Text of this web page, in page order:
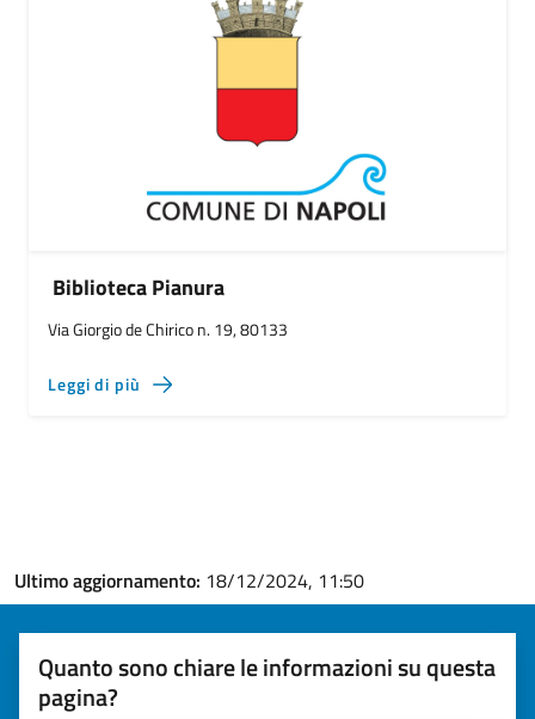
Biblioteca Pianura
Via Giorgio de Chirico n. 19, 80133
Leggi di più
Ultimo aggiornamento: 18/12/2024, 11:50
Quanto sono chiare le informazioni su questa
pagina?